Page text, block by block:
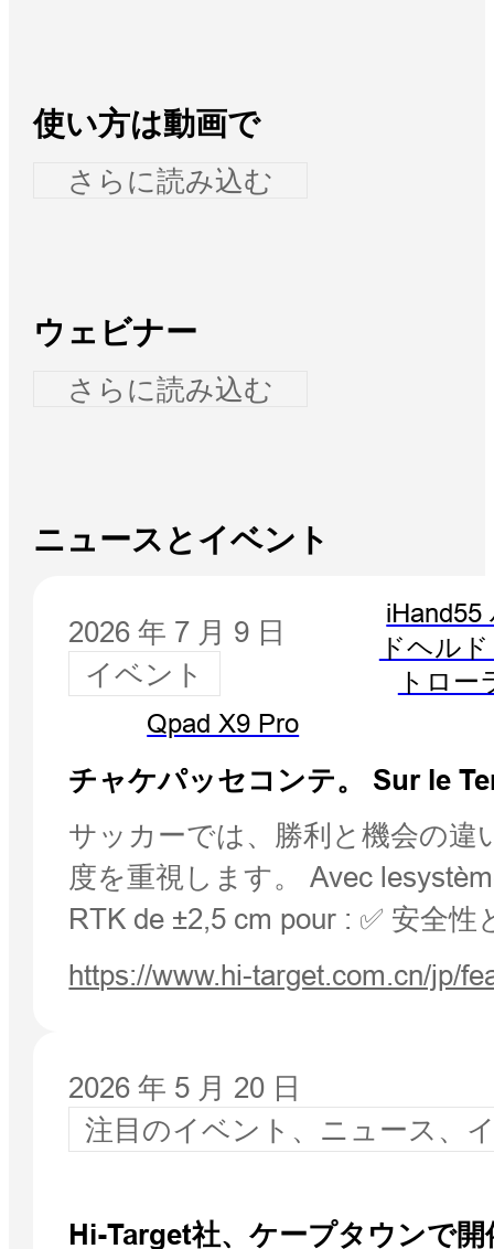
Qpad X9 Pro
iHand55
ドヘル
トロー
使い方は動画で
さらに読み込む
ウェビナー
さらに読み込む
ニュースとイベント
2026 年 7 月 9 日
イベント
チャケパッセコンテ。 Sur le
サッカーでは、勝利と機会の
度を重視します。 Avec
RTK de ±2,5 cm pour : ✅ 安全
https://www.hi-target.com.cn/jp/
2026 年 5 月 20 日
注目のイベント、ニュース、
Hi-Target社、ケープタウンで